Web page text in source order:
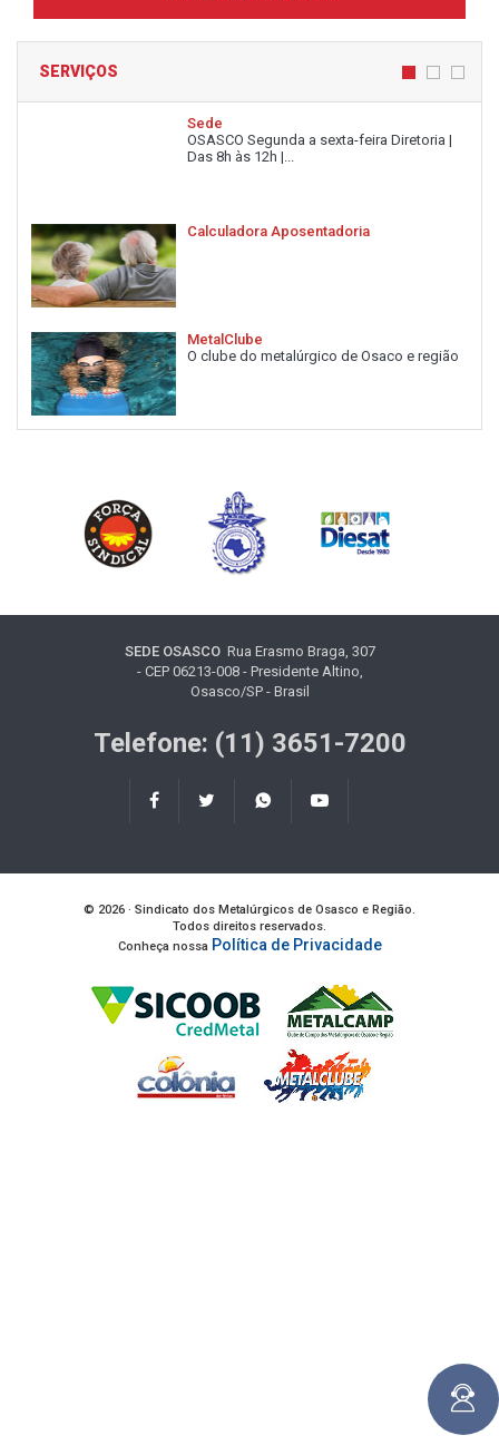
SERVIÇOS
Sede
OSASCO Segunda a sexta-feira Diretoria |
Das 8h às 12h |...
Calculadora Aposentadoria
MetalClube
O clube do metalúrgico de Osaco e região
SEDE OSASCORua Erasmo Braga, 307
- CEP 06213-008 - Presidente Altino,
Osasco/SP - Brasil
Telefone: (11) 3651-7200
© 2026 · Sindicato dos Metalúrgicos de Osasco e Região.
Todos direitos reservados.
Conheça nossa Política de Privacidade